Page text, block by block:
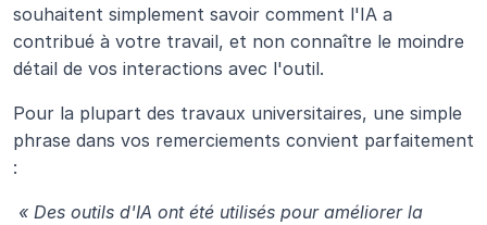
souhaitent simplement savoir comment l'IA a
contribué à votre travail, et non connaître le moindre
détail de vos interactions avec l'outil.
Pour la plupart des travaux universitaires, une simple
phrase dans vos remerciements convient parfaitement
:
« Des outils d'IA ont été utilisés pour améliorer la